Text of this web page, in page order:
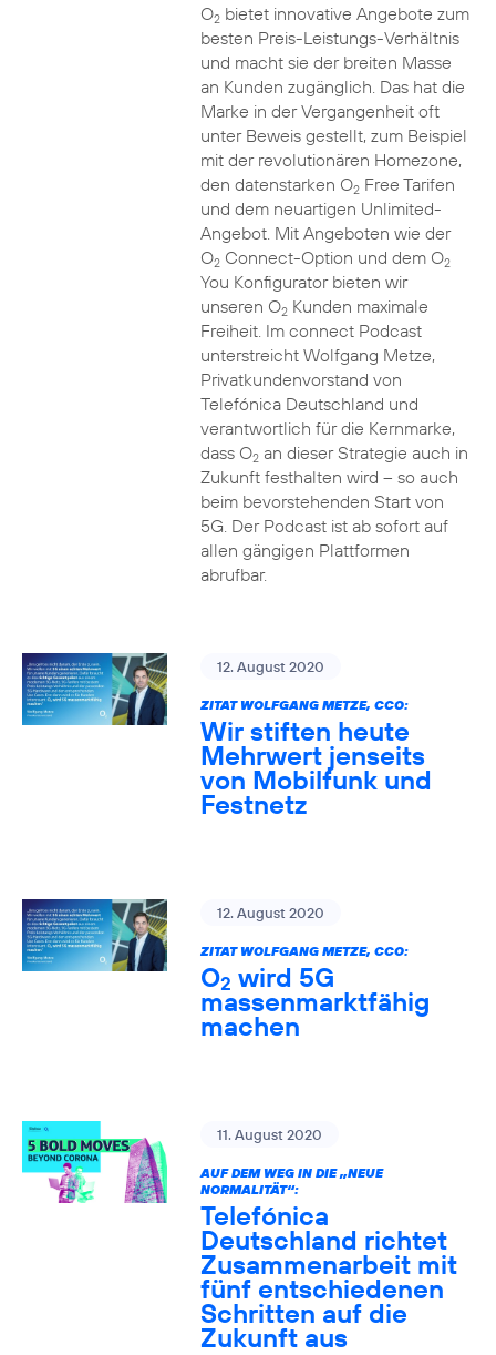
O2bietet innovative Angebote zum
besten Preis-Leistungs-Verhältnis
und macht sie der breiten Masse
an Kunden zugänglich. Das hat die
Marke in der Vergangenheit oft
unter Beweis gestellt, zum Beispiel
mit der revolutionären Homezone,
den datenstarken O2Free Tarifen
und dem neuartigen Unlimited-
Angebot. Mit Angeboten wie der
O2Connect-Option und dem O2
You Konfigurator bieten wir
unseren O2Kunden maximale
Freiheit. Im connect Podcast
unterstreicht Wolfgang Metze,
Privatkundenvorstand von
Telefónica Deutschland und
verantwortlich für die Kernmarke,
dass O2an dieser Strategie auch in
Zukunft festhalten wird – so auch
beim bevorstehenden Start von
5G. Der Podcast ist ab sofort auf
allen gängigen Plattformen
abrufbar.
12. August 2020
ZITAT WOLFGANG METZE, CCO:
Wir stiften heute
Mehrwert jenseits
von Mobilfunk und
Festnetz
12. August 2020
ZITAT WOLFGANG METZE, CCO:
O2 wird 5G
massenmarktfähig
machen
11. August 2020
AUF DEM WEG IN DIE „NEUE
NORMALITÄT“:
Telefónica
Deutschland richtet
Zusammenarbeit mit
fünf entschiedenen
Schritten auf die
Zukunft aus